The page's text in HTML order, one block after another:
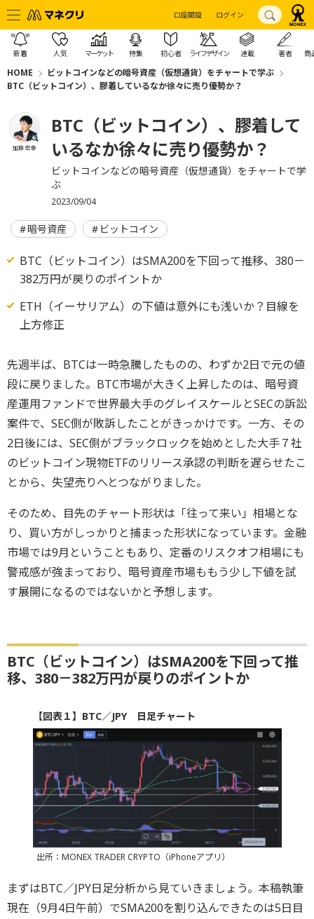
口座開設 ログイン
新着 人気 マーケット 特集 初心者 ライフデザイン 連載 著者 商
HOME
ビットコインなどの暗号資産（仮想通貨）をチャートで学ぶ
BTC（ビットコイン）、膠着しているなか徐々に売り優勢か？
加藤 宏幸
BTC（ビットコイン）、膠着して
いるなか徐々に売り優勢か？
ビットコインなどの暗号資産（仮想通貨）をチャートで学
ぶ
2023/09/04
暗号資産 ビットコイン
BTC（ビットコイン）はSMA200を下回って推移、380－
382万円が戻りのポイントか
ETH（イーサリアム）の下値は意外にも浅いか？目線を
上方修正
先週半ば、BTCは一時急騰したものの、わずか2日で元の値
段に戻りました。BTC市場が大きく上昇したのは、暗号資
産運用ファンドで世界最大手のグレイスケールとSECの訴訟
案件で、SEC側が敗訴したことがきっかけです。一方、その
2日後には、SEC側がブラックロックを始めとした大手７社
のビットコイン現物ETFのリリース承認の判断を遅らせたこ
とから、失望売りへとつながりました。
そのため、目先のチャート形状は「往って来い」相場とな
り、買い方がしっかりと捕まった形状になっています。金融
市場では9月ということもあり、定番のリスクオフ相場にも
警戒感が強まっており、暗号資産市場ももう少し下値を試
す展開になるのではないかと予想します。
BTC（ビットコイン）はSMA200を下回って推
移、380－382万円が戻りのポイントか
【図表１】BTC／JPY 日足チャート
出所：MONEX TRADER CRYPTO（iPhoneアプリ）
まずはBTC／JPY日足分析から見ていきましょう。本稿執筆
現在（9月4日午前）でSMA200を割り込んできたのは5日目